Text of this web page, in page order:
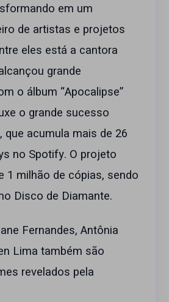
em um
de artistas e projetos
eles está a cantora
grande
o álbum “Apocalipse”
o grande sucesso
que acumula mais de 26
no Spotify. O projeto
1 milhão de cópias, sendo
Disco de Diamante.
Fernandes, Antônia
Lima também são
revelados pela